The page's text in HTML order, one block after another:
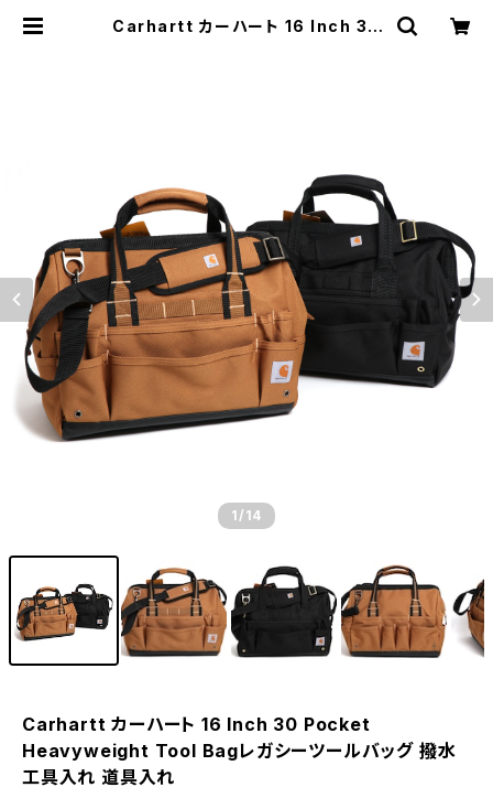
Carhartt カーハート 16 Inch 30
1 /14
Carhartt カーハート 16 Inch 30 Pocket
Heavyweight Tool Bagレガシーツールバッグ 撥水
工具入れ 道具入れ